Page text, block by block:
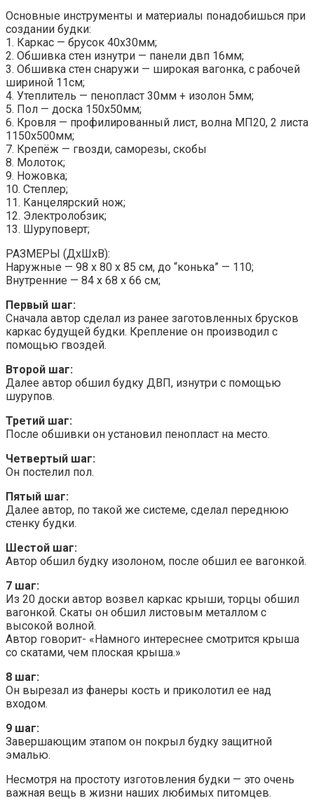
Основные инструменты и материалы понадобишься при
создании будки:
1. Каркас — брусок 40х30мм;
2. Обшивка стен изнутри — панели двп 16мм;
3. Обшивка стен снаружи — широкая вагонка, с рабочей
шириной 11см;
4. Утеплитель — пенопласт 30мм + изолон 5мм;
5. Пол — доска 150х50мм;
6. Кровля — профилированный лист, волна МП20, 2 листа
1150х500мм;
7. Крепёж — гвозди, саморезы, скобы
8. Молоток;
9. Ножовка;
10. Степлер;
11. Канцелярский нож;
12. Электролобзик;
13. Шуруповерт;
РАЗМЕРЫ (ДхШхВ):
Наружные — 98 х 80 х 85 см, до “конька” — 110;
Внутренние — 84 х 68 х 66 см;
Первый шаг:
Сначала автор сделал из ранее заготовленных брусков
каркас будущей будки. Крепление он производил с
помощью гвоздей.
Второй шаг:
Далее автор обшил будку ДВП, изнутри с помощью
шурупов.
Третий шаг:
После обшивки он установил пенопласт на место.
Четвертый шаг:
Он постелил пол.
Пятый шаг:
Далее автор, по такой же системе, сделал переднюю
стенку будки.
Шестой шаг:
Автор обшил будку изолоном, после обшил ее вагонкой.
7 шаг:
Из 20 доски автор возвел каркас крыши, торцы обшил
вагонкой. Скаты он обшил листовым металлом с
высокой волной.
Автор говорит- «Намного интереснее смотрится крыша
со скатами, чем плоская крыша.»
8 шаг:
Он вырезал из фанеры кость и приколотил ее над
входом.
9 шаг:
Завершающим этапом он покрыл будку защитной
эмалью.
Несмотря на простоту изготовления будки — это очень
важная вещь в жизни наших любимых питомцев.